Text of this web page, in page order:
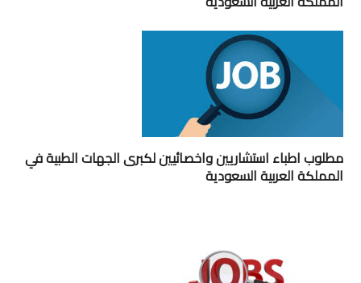
مطلوب اطباء استشاريين واخصائيين لكبرى الجهات الطبية في
المملكة العربية السعودية